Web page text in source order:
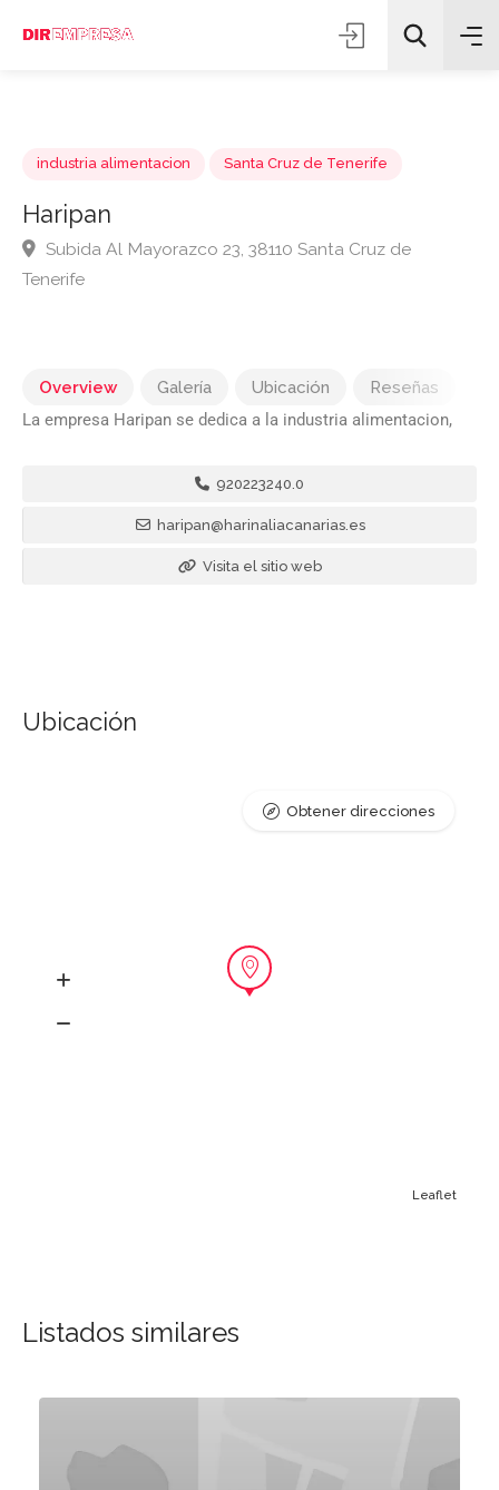
Todas las categorías
Haripan
Subida Al Mayorazco 23, 38110 Santa Cruz de
Overview Galería Ubicación
Reseñas
La empresa Haripan se dedica a la industria alimentacion,
920223240.0
haripan@harinaliacanarias.es
Visita el sitio web
Ubicación
Leaflet
Obtener direcciones
Listados similares